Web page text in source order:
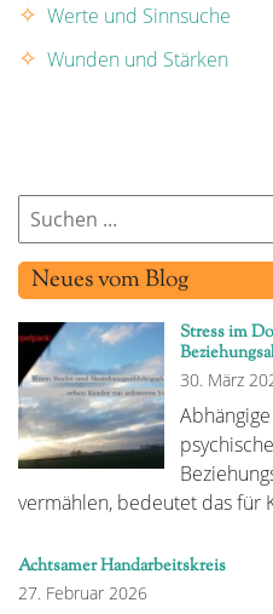
Werte und Sinnsuche
Wunden und Stärken
Neues vom Blog
Stress im
30. März
vermählen, bedeutet das für
Achtsamer Handarbeitskreis
27. Februar 2026